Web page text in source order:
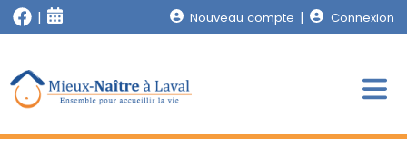
Nouveau compte Connexion